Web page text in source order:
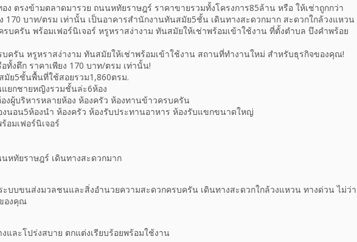
ง ตรงข้ามตลาดมารวย ถนนหทัยราษฎร์ ราคาขายรวมทั้งโครงการ85ล้าน หรือ ให้เช่าถูกกว่า
ง 170 บาท/ตรม เท่านั้น เป็นอาคารสำนักงานทันสมัย5ชั้น เดินทางสะดวกมาก สะดวกใกล้วงแหวน
บครัน พร้อมเฟอร์นิเจอร์ หรูหราสง่างาม ทันสมัยให้เช่าพร้อมเข้าใช้งาน ที่ตั้งตำบล บึงคำพร้อย
ครัน หรูหราสง่างาม ทันสมัยให้เช่าพร้อมเข้าใช้งาน สถานที่ทำงานใหม่ สำหรับธุรกิจของคุณ!
ทั้งตึก ราคาเพียง 170 บาท/ตรม เท่านั้น!
มัย5ชั้นพื้นที่ใช้สอยรวม1,860ตรม.
ยกชายหญิงรวมชั้นล่ะ6ห้อง
งผู้บริหารหลายห้อง ห้องครัว ห้องทานข้าวครบครัน
นอน5ห้องนำ ห้องครัว ห้องรับประทานอาหาร ห้องรับแขกขนาดใหญ่
อมเฟอร์นิเจอร์
หทัยราษฎร์ เดินทางสะดวกมาก
บบขนส่งมวลชนและสิ่งอำนวยความสะดวกครบครัน เดินทางสะดวกใกล้วงแหวน ทางด่วน ไม่ว่า
องคุณ
และโปร่งสบาย ตกแต่งเรียบร้อยพร้อมใช้งาน